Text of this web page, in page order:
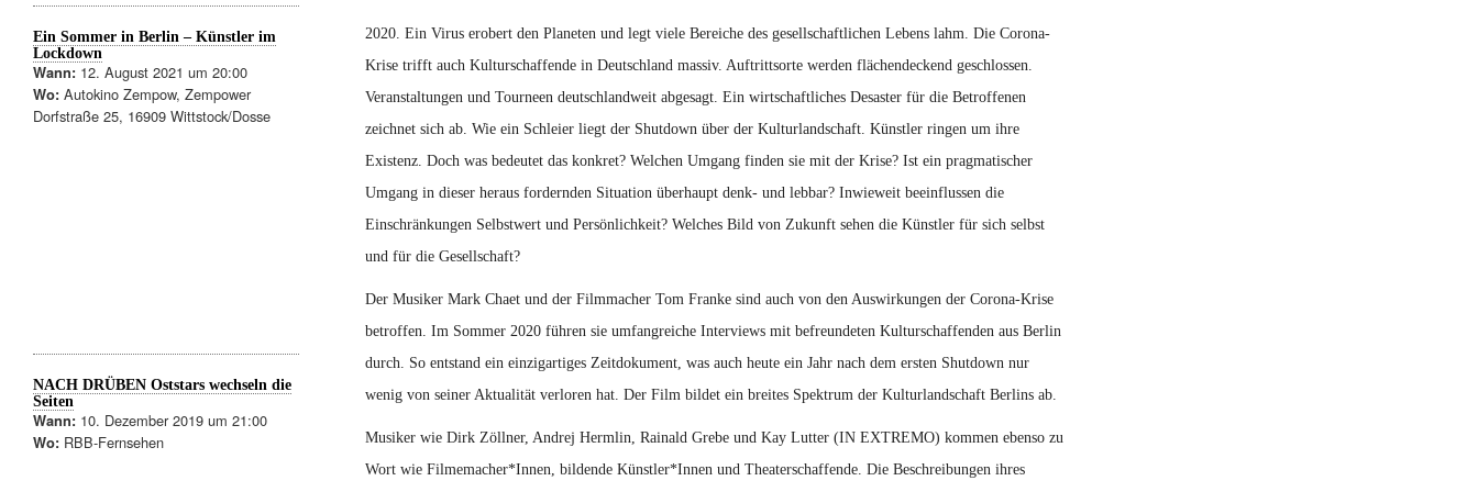
Ein Sommer in Berlin – Künstler im
Lockdown
Wann: 12. August 2021 um 20:00
Wo: Autokino Zempow, Zempower
Dorfstraße 25, 16909 Wittstock/Dosse
NACH DRÜBEN Oststars wechseln die
Seiten
Wann: 10. Dezember 2019 um 21:00
Wo: RBB-Fernsehen
2020. Ein Virus erobert den Planeten und legt viele Bereiche des gesellschaftlichen Lebens lahm. Die Corona-
Krise trifft auch Kulturschaffende in Deutschland massiv. Auftrittsorte werden flächendeckend geschlossen.
Veranstaltungen und Tourneen deutschlandweit abgesagt. Ein wirtschaftliches Desaster für die Betroffenen
zeichnet sich ab. Wie ein Schleier liegt der Shutdown über der Kulturlandschaft. Künstler ringen um ihre
Existenz. Doch was bedeutet das konkret? Welchen Umgang finden sie mit der Krise? Ist ein pragmatischer
Umgang in dieser heraus fordernden Situation überhaupt denk- und lebbar? Inwieweit beeinflussen die
Einschränkungen Selbstwert und Persönlichkeit? Welches Bild von Zukunft sehen die Künstler für sich selbst
und für die Gesellschaft?
Der Musiker Mark Chaet und der Filmmacher Tom Franke sind auch von den Auswirkungen der Corona-Krise
betroffen. Im Sommer 2020 führen sie umfangreiche Interviews mit befreundeten Kulturschaffenden aus Berlin
durch. So entstand ein einzigartiges Zeitdokument, was auch heute ein Jahr nach dem ersten Shutdown nur
wenig von seiner Aktualität verloren hat. Der Film bildet ein breites Spektrum der Kulturlandschaft Berlins ab.
Musiker wie Dirk Zöllner, Andrej Hermlin, Rainald Grebe und Kay Lutter (IN EXTREMO) kommen ebenso zu
Wort wie Filmemacher*Innen, bildende Künstler*Innen und Theaterschaffende. Die Beschreibungen ihres